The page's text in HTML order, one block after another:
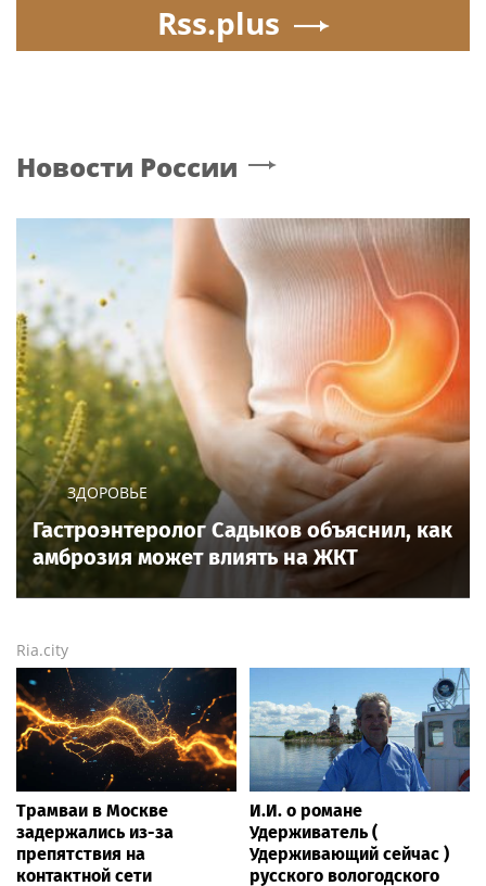
Rss.plus
Новости России
ЗДОРОВЬЕ
Гастроэнтеролог Садыков объяснил, как
амброзия может влиять на ЖКТ
Ria.city
Трамваи в Москве
задержались из-за
препятствия на
контактной сети
И.И. о романе
Удерживатель (
Удерживающий сейчас )
русского вологодского